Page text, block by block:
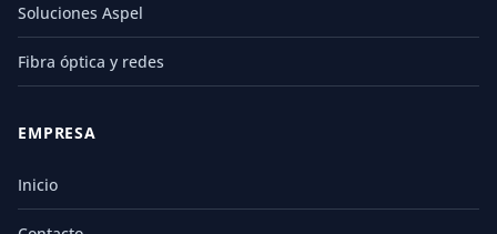
Soluciones Aspel
Fibra óptica y redes
EMPRESA
Inicio